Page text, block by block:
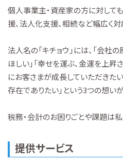
個人事業主・資産家の方に対して
援、法人化支援、相続など幅広く対
法人名の「キチョウ」には、「会社
ほしい」「幸せを運ぶ、金運を上
にお客さまが成長していただきた
存在でありたい」という3つの想い
税務・会計のお困りごとや課題は私
提供サービス